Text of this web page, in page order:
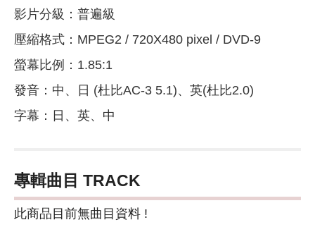
影片分級：普遍級
壓縮格式：MPEG2 / 720X480 pixel / DVD-9
螢幕比例：1.85:1
發音：中、日 (杜比AC-3 5.1)、英(杜比2.0)
字幕：日、英、中
專輯曲目 TRACK
此商品目前無曲目資料 !